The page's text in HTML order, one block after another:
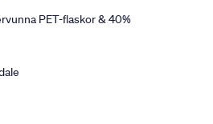
PET-flaskor & 40%